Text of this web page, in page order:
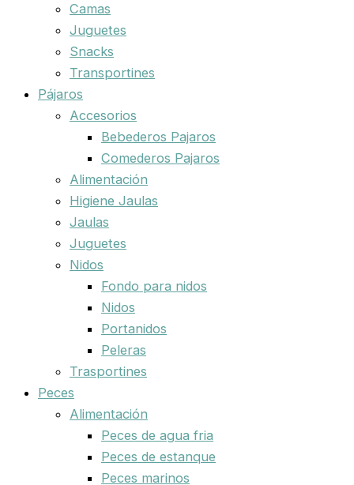
Camas
Juguetes
Snacks
Transportines
Pájaros
Accesorios
Bebederos Pajaros
Comederos Pajaros
Alimentación
Higiene Jaulas
Jaulas
Juguetes
Nidos
Fondo para nidos
Nidos
Portanidos
Peleras
Trasportines
Peces
Alimentación
Peces de agua fria
Peces de estanque
Peces marinos